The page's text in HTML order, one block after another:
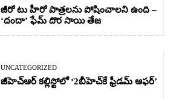
జీరో టు హీరో పాత్రలను పోషించాలని ఉంది –
‘దందా’ ఫేమ్ దొర సాయి తేజ
UNCATEGORIZED
జీహెచ్ఆర్‌ కల్లిస్టోలో ‘2బీహెచ్‌కే ఫ్రీడమ్ ఆఫర్’